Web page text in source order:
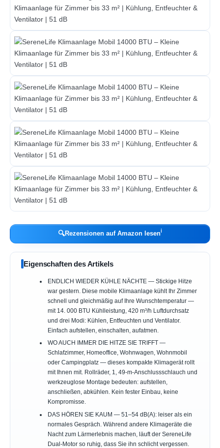
🔍Rezensionen auf Amazon lesenℹ︎
Eigenschaften des Artikels
ENDLICH WIEDER KÜHLE NÄCHTE — Stickige Hitze
war gestern. Diese mobile Klimaanlage kühlt Ihr Zimmer
schnell und gleichmäßig auf Ihre Wunschtemperatur —
mit 14. 000 BTU Kühlleistung, 420 m³/h Luftdurchsatz
und drei Modi: Kühlen, Entfeuchten und Ventilator.
Einfach aufstellen, einschalten, aufatmen.
WO AUCH IMMER DIE HITZE SIE TRIFFT —
Schlafzimmer, Homeoffice, Wohnwagen, Wohnmobil
oder Campingplatz — dieses kompakte Klimagerät rollt
mit Ihnen mit. Rollräder, 1, 49-m-Anschlussschlauch und
werkzeuglose Montage bedeuten: aufstellen,
anschließen, abkühlen. Kein fester Einbau, keine
Kompromisse.
DAS HÖREN SIE KAUM — 51–54 dB(A): leiser als ein
normales Gespräch. Während andere Klimageräte die
Nacht zum Lärmerlebnis machen, läuft der SereneLife
Dual-Motor so ruhig, dass Sie ihn schlicht vergessen.